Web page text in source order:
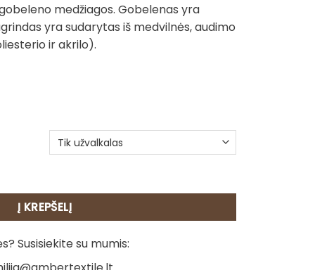
medžiagos. Gobelenas yra
yra sudarytas iš medvilnės, audimo
ir akrilo).
Į KREPŠELĮ
Susisiekite su mumis: